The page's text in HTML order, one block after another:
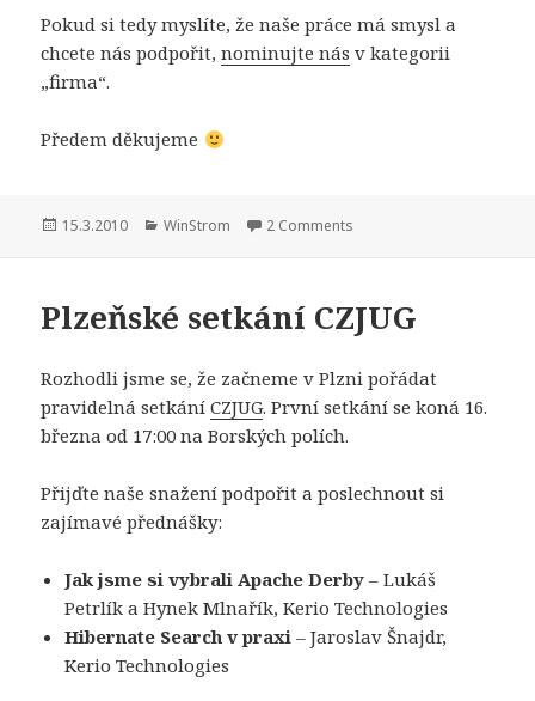
Pokud si tedy myslíte, že naše práce má smysl a
chcete nás podpořit,nominujte nás v kategorii
„firma“.
Předem děkujeme
Publikováno:
15.3.2010 Rubriky:
WinStrom 2 Comments
Plzeňské setkání CZJUG
Rozhodli jsme se, že začneme v Plzni pořádat
pravidelná setkáníCZJUG. První setkání se koná 16.
března od 17:00 na Borských polích.
Přijďte naše snažení podpořit a poslechnout si
zajímavé přednášky:
Jak jsme si vybrali Apache Derby – Lukáš
Petrlík a Hynek Mlnařík, Kerio Technologies
Hibernate Search v praxi – Jaroslav Šnajdr,
Kerio Technologies